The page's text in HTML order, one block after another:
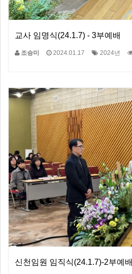
교사 임명식(24.1.7) - 3부예배
조승미 2024.01.17 2024년
신천임원 임직식(24.1.7)-2부예배